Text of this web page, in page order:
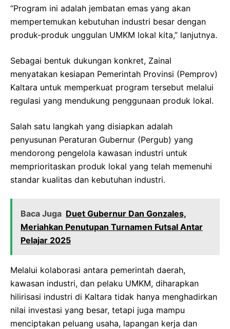
“Program ini adalah jembatan emas yang akan
mempertemukan kebutuhan industri besar dengan
produk-produk unggulan UMKM lokal kita,” lanjutnya.
Sebagai bentuk dukungan konkret, Zainal
menyatakan kesiapan Pemerintah Provinsi (Pemprov)
Kaltara untuk memperkuat program tersebut melalui
regulasi yang mendukung penggunaan produk lokal.
Salah satu langkah yang disiapkan adalah
penyusunan Peraturan Gubernur (Pergub) yang
mendorong pengelola kawasan industri untuk
memprioritaskan produk lokal yang telah memenuhi
standar kualitas dan kebutuhan industri.
Baca Juga Duet Gubernur Dan Gonzales,
Meriahkan Penutupan Turnamen Futsal Antar
Pelajar 2025
Melalui kolaborasi antara pemerintah daerah,
kawasan industri, dan pelaku UMKM, diharapkan
hilirisasi industri di Kaltara tidak hanya menghadirkan
nilai investasi yang besar, tetapi juga mampu
menciptakan peluang usaha, lapangan kerja dan